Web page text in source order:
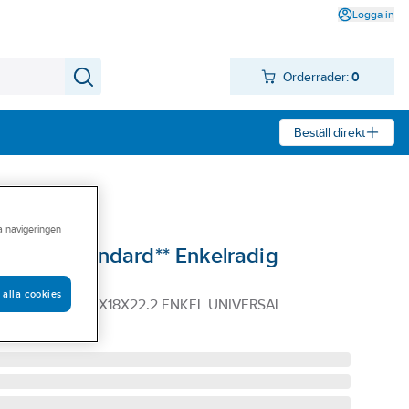
Logga in
Orderrader: 0
Beställ direkt
Standard** Enkelradig
100X18X22.2 ENKEL UNIVERSAL
navigeringen
alla cookies